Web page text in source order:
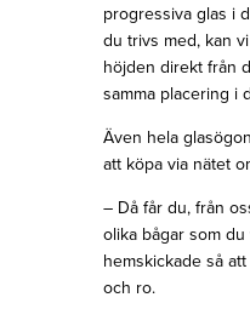
progressiva glas i
du trivs med, kan
höjden direkt från
samma placering i
Även hela
att köpa via nätet
– Då får du, från
olika bågar som
hemskickade så
och ro.